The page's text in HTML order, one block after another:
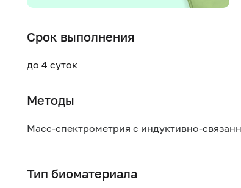
Срок выполнения
до 4 суток
Методы
Масс-спектрометрия с индуктивно-
Тип биоматериала